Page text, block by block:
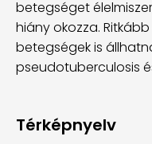
betegséget
hiány okozza.
betegségek is
pseudotuberculosis
Térképnyelv